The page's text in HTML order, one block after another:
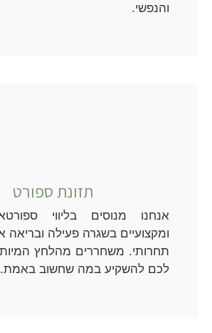
והנפשי.
תזונת ספורט
אנחנו מנוסים בליווי
ומקצועיים בשגרה פעילה ובריאה
תחרותי. משחררים מהלחץ
לכם להשקיע במה שחשוב באמת.